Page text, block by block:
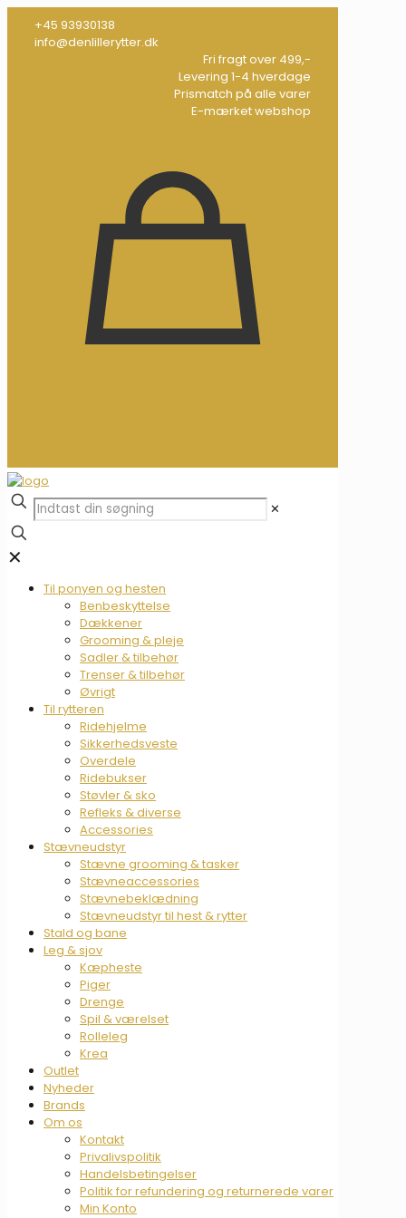
+45 93930138
info@denlillerytter.dk
Fri fragt over 499,-
Levering 1-4 hverdage
Prismatch på alle varer
E-mærket webshop
✕
✕
Til ponyen og hesten
Benbeskyttelse
Dækkener
Grooming & pleje
Sadler & tilbehør
Trenser & tilbehør
Øvrigt
Til rytteren
Ridehjelme
Sikkerhedsveste
Overdele
Ridebukser
Støvler & sko
Refleks & diverse
Accessories
Stævneudstyr
Stævne grooming & tasker
Stævneaccessories
Stævnebeklædning
Stævneudstyr til hest & rytter
Stald og bane
Leg & sjov
Kæpheste
Piger
Drenge
Spil & værelset
Rolleleg
Krea
Outlet
Nyheder
Brands
Om os
Kontakt
Privalivspolitik
Handelsbetingelser
Politik for refundering og returnerede varer
Min Konto